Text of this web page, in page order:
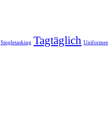
Singletasking Tagtäglich Uniformen